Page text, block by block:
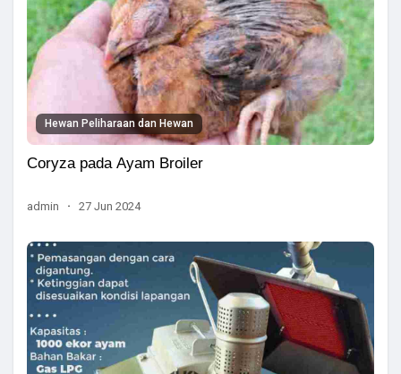
Hewan Peliharaan dan Hewan
Coryza pada Ayam Broiler
admin · 27 Jun 2024